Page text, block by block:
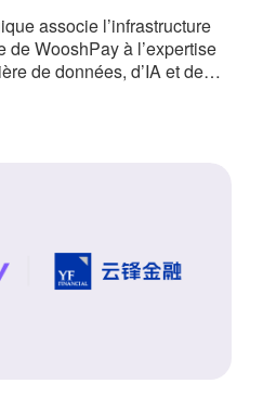
associe l’infrastructure
de WooshPay à l’expertise
de données, d’IA et de
donne naissance à